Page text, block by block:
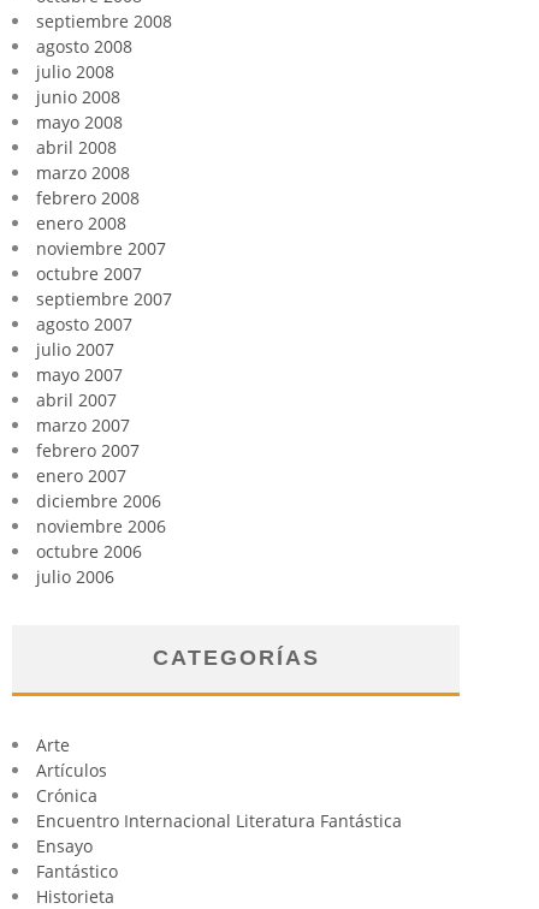
septiembre 2008
agosto 2008
julio 2008
junio 2008
mayo 2008
abril 2008
marzo 2008
febrero 2008
enero 2008
noviembre 2007
octubre 2007
septiembre 2007
agosto 2007
julio 2007
mayo 2007
abril 2007
marzo 2007
febrero 2007
enero 2007
diciembre 2006
noviembre 2006
octubre 2006
julio 2006
CATEGORÍAS
Arte
Artículos
Crónica
Encuentro Internacional Literatura Fantástica
Ensayo
Fantástico
Historieta